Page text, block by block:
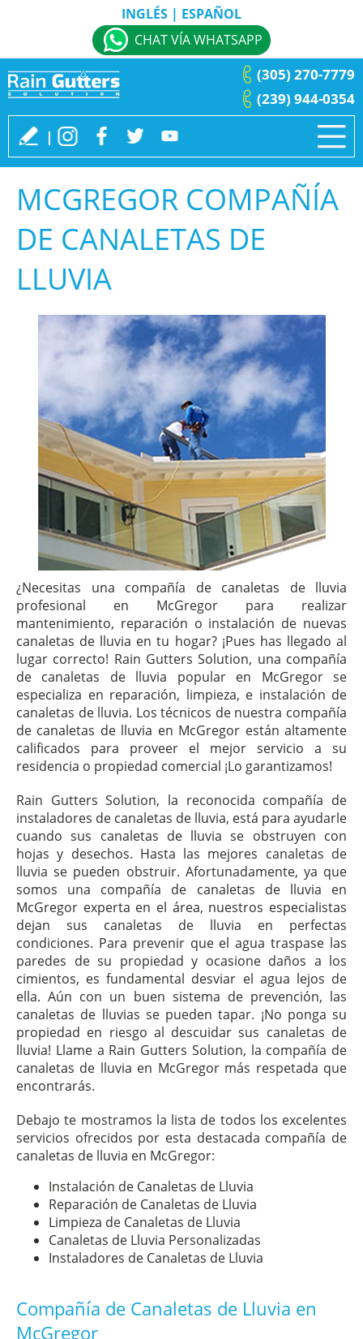
INGLÉS | ESPAÑOL
CHAT VÍA WHATSAPP
(239) 944-0354
(305) 270-7779
MCGREGOR COMPAÑÍA
DE CANALETAS DE
LLUVIA
¿Necesitas una compañía de canaletas de lluvia
profesional en McGregor para realizar
mantenimiento, reparación o instalación de nuevas
canaletas de lluvia en tu hogar? ¡Pues has llegado al
lugar correcto! Rain Gutters Solution, una compañía
de canaletas de lluvia popular en McGregor se
especializa en reparación, limpieza, e instalación de
canaletas de lluvia. Los técnicos de nuestra compañía
de canaletas de lluvia en McGregor están altamente
calificados para proveer el mejor servicio a su
residencia o propiedad comercial ¡Lo garantizamos!
Rain Gutters Solution, la reconocida compañía de
instaladores de canaletas de lluvia, está para ayudarle
cuando sus canaletas de lluvia se obstruyen con
hojas y desechos. Hasta las mejores canaletas de
lluvia se pueden obstruir. Afortunadamente, ya que
somos una compañía de canaletas de lluvia en
McGregor experta en el área, nuestros especialistas
dejan sus canaletas de lluvia en perfectas
condiciones. Para prevenir que el agua traspase las
paredes de su propiedad y ocasione daños a los
cimientos, es fundamental desviar el agua lejos de
ella. Aún con un buen sistema de prevención, las
canaletas de lluvias se pueden tapar. ¡No ponga su
propiedad en riesgo al descuidar sus canaletas de
lluvia! Llame a Rain Gutters Solution, la compañía de
canaletas de lluvia en McGregor más respetada que
encontrarás.
Debajo te mostramos la lista de todos los excelentes
servicios ofrecidos por esta destacada compañía de
canaletas de lluvia en McGregor:
Instalación de Canaletas de Lluvia
Reparación de Canaletas de Lluvia
Limpieza de Canaletas de Lluvia
Canaletas de Lluvia Personalizadas
Instaladores de Canaletas de Lluvia
Compañía de Canaletas de Lluvia en
McGregor